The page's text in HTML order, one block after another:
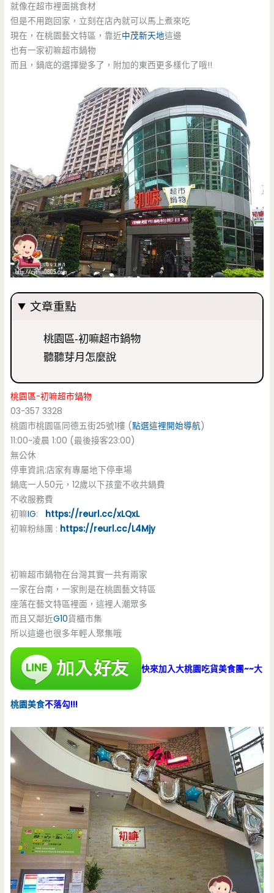
就像在超市裡面挑食材
但是不用跑回家，立刻在店內就可以馬上煮來吃
現在，在桃園藝文特區，靠近中茂新天地這邊
也有一家初嘛超市鍋物
而且，鍋底的選擇變多了，附加的東西更多樣化了哦!!
文章重點
桃園區-初嘛超市鍋物
聽聽芽月怎麼說
桃園區-初嘛超市鍋物
03-357 3328
桃園市桃園區同德五街25號1樓 (點選這裡開始導航)
11:00~凌晨 1:00 (最後接客23:00)
無公休
停車資訊:店家有專屬地下停車場
鍋底一人50元，12歲以下孩童不收共鍋費
不收服務費
初嘛IG:
https://reurl.cc/xLQxL
初嘛粉絲團 : https://reurl.cc/L4Mjy
初嘛超市鍋物在台灣其實一共有兩家
一家在台南，一家則是在桃園藝文特區
座落在藝文特區裡面，這裡人潮眾多
而且又鄰近G10貨櫃市集
所以這邊也很多年輕人聚集哦
快來加入大桃園吃貨美食團~~大
桃園美食不落勾!!!